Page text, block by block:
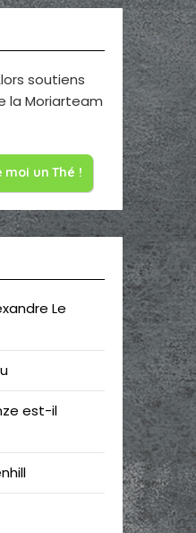
soutiens
la Moriarteam
un Thé !
Le
est-il